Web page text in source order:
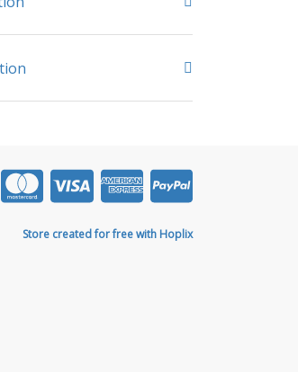
Store created for free with Hoplix